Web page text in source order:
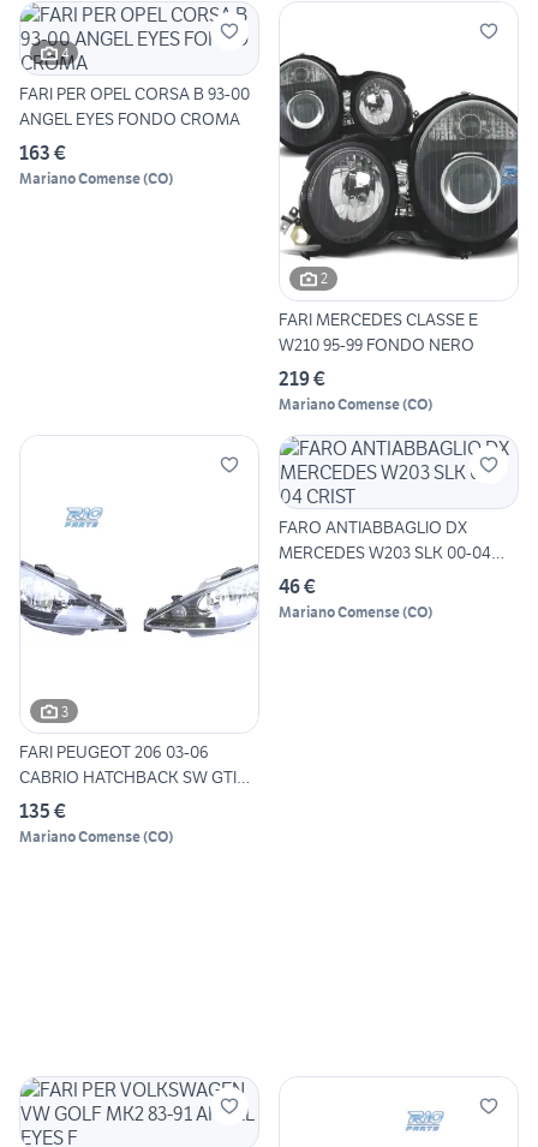
4
FARI PER OPEL CORSA B 93-00
ANGEL EYES FONDO CROMA
163 €
Mariano Comense(CO)
2
FARI MERCEDES CLASSE E
W210 95-99 FONDO NERO
219 €
Mariano Comense(CO)
3
FARI PEUGEOT 206 03-06
CABRIO HATCHBACK SW GTI
NER
135 €
Mariano Comense(CO)
FARO ANTIABBAGLIO DX
MERCEDES W203 SLK 00-04
CRIST
46 €
Mariano Comense(CO)